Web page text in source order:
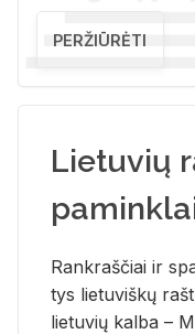
PERŽIŪRĖTI
Lietuvių
Rank­raš­čiai ir
tys lie­tu­viš­kų
lie­tu­vių kal­ba –